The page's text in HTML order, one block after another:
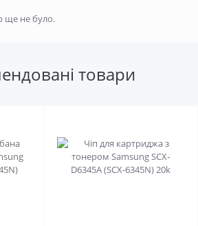
ще не було.
товари